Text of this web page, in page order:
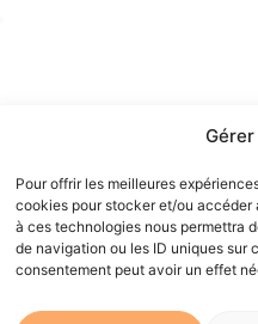
Pour offrir les meilleures
cookies pour stocker et/ou accéder
à ces technologies nous permettra
de navigation ou les ID uniques sur
consentement peut avoir un effet
Val-des-